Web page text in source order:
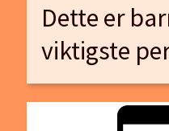
Dette er
viktigste